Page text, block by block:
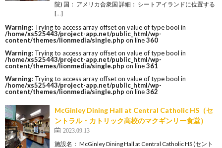
院) 国： アメリカ合衆国 詳細： シートアイランドに位置する
[…]
Warning: Trying to access array offset on value of type bool in
/home/xs525443/project-app.net/public_html/wp-
content/themes/lionmedia/single.php on line360
Warning: Trying to access array offset on value of type bool in
/home/xs525443/project-app.net/public_html/wp-
content/themes/lionmedia/single.php on line361
Warning: Trying to access array offset on value of type bool in
/home/xs525443/project-app.net/public_html/wp-
content/themes/lionmedia/single.php on line362
McGinley Dining Hall at Central Catholic HS（セ
ントラル・カトリック高校のマクギンリー食堂）
2023.09.13
施設名： McGinley Dining Hall at Central Catholic HS (セント